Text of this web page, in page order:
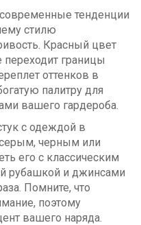
тенденции
стилю
Красный цвет
переходит границы
оттенков в
палитру для
вашего гардероба.
с одеждой в
черным или
его с классическим
рубашкой и джинсами
Помните, что
поэтому
вашего наряда.